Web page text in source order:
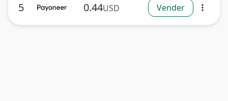
5 0.44USD Vender more_vert